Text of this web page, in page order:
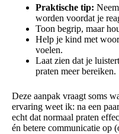
Praktische tip:
worden voordat je
Toon begrip, maar
Help je kind met
voelen.
Laat zien dat je
praten meer bereiken.
Deze aanpak vraagt soms
ervaring weet ik: na een
echt dat normaal praten
én betere communicatie op